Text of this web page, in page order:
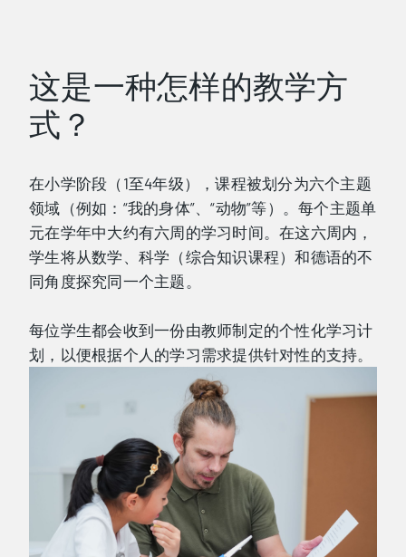
这是一种怎样的教学方
式？
在小学阶段（1至4年级），课程被划分为六个主题
领域（例如：“我的身体”、“动物”等）。每个主题单
元在学年中大约有六周的学习时间。在这六周内，
学生将从数学、科学（综合知识课程）和德语的不
同角度探究同一个主题。
每位学生都会收到一份由教师制定的个性化学习计
划，以便根据个人的学习需求提供针对性的支持。